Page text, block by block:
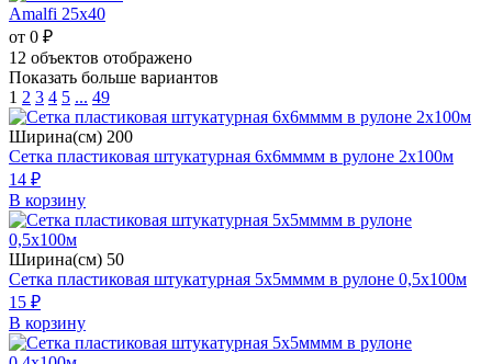
Amalfi 25х40
от 0 ₽
12 объектов отображено
Показать больше вариантов
1 2 3 4 5 ... 49
Ширина(см) 200
Сетка пластиковая штукатурная 6х6мммм в рулоне 2х100м
14 ₽
В корзину
Ширина(см) 50
Сетка пластиковая штукатурная 5х5мммм в рулоне 0,5х100м
15 ₽
В корзину